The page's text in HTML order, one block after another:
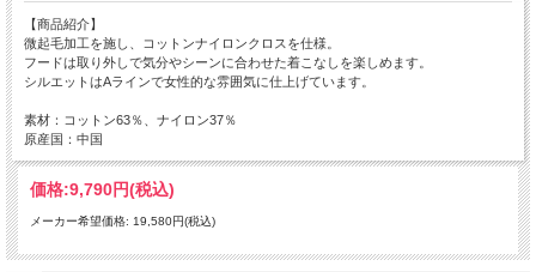
【商品紹介】
微起毛加工を施し、コットンナイロンクロスを仕様。
フードは取り外しで気分やシーンに合わせた着こなしを楽しめます。
シルエットはAラインで女性的な雰囲気に仕上げています。
素材：コットン63％、ナイロン37％
原産国：中国
価格:9,790円(税込)
メーカー希望価格: 19,580円(税込)